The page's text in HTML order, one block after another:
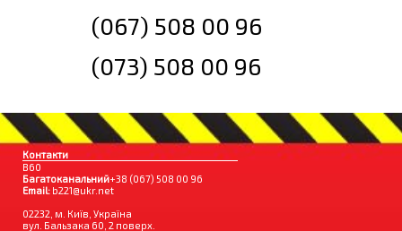
(067) 508 00 96
(073) 508 00 96
Контакти
B60
Багатоканальний+38 (067) 508 00 96
Email: b221@ukr.net
02232, м. Київ, Україна
вул. Бальзака 60, 2 поверх.